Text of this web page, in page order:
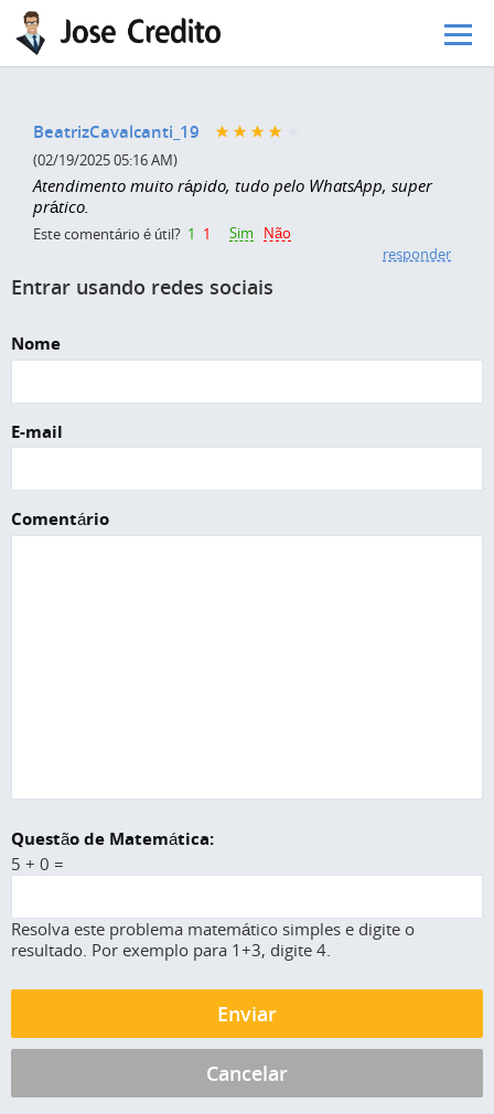
Pular para o conteúdo principal
BeatrizCavalcanti_19
(02/19/2025 05:16 AM)
Atendimento muito rápido, tudo pelo WhatsApp, super
prático.
Este comentário é útil? 1 1 Sim
Não
responder
Entrar usando redes sociais
Nome
E-mail
Comentário
Questão de Matemática:
5 + 0 =
Resolva este problema matemático simples e digite o
resultado. Por exemplo para 1+3, digite 4.